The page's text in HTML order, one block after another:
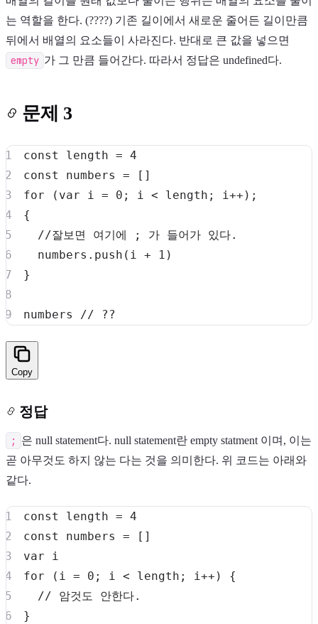
는 역할을 한다. (????) 기존 길이에서 새로운 줄어든 길이만큼
뒤에서 배열의 요소들이 사라진다. 반대로 큰 값을 넣으면
empty 가 그 만큼 들어간다. 따라서 정답은 undefined다.
문제 3
const length = 4
const
numbers = [ ]
for
( var i = 0 ; i < length ; i++ ) ;
{
//잘보면 여기에 ; 가 들어가 있다.
  numbers
. push ( i + 1 )
}
numbers // ??
Copy
정답
;
은 null statement다. null statement란 empty statment 이며, 이는
곧 아무것도 하지 않는 다는 것을 의미한다. 위 코드는 아래와
같다.
const length = 4
const
numbers = [ ]
var
for
( i = 0 ; i < length ; i++ )
{
// 암것도 안한다.
}